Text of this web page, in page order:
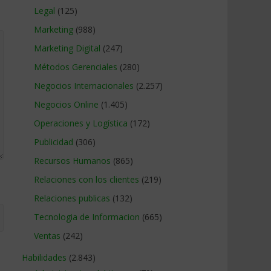
Legal (125)
Marketing (988)
Marketing Digital (247)
Métodos Gerenciales (280)
Negocios Internacionales (2.257)
Negocios Online (1.405)
Operaciones y Logística (172)
Publicidad (306)
Recursos Humanos (865)
Relaciones con los clientes (219)
Relaciones publicas (132)
Tecnologia de Informacion (665)
Ventas (242)
Habilidades (2.843)